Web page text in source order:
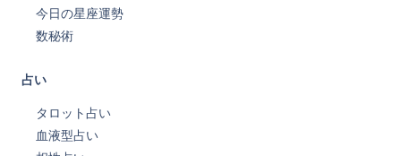
今日の星座運勢
数秘術
占い
タロット占い
血液型占い